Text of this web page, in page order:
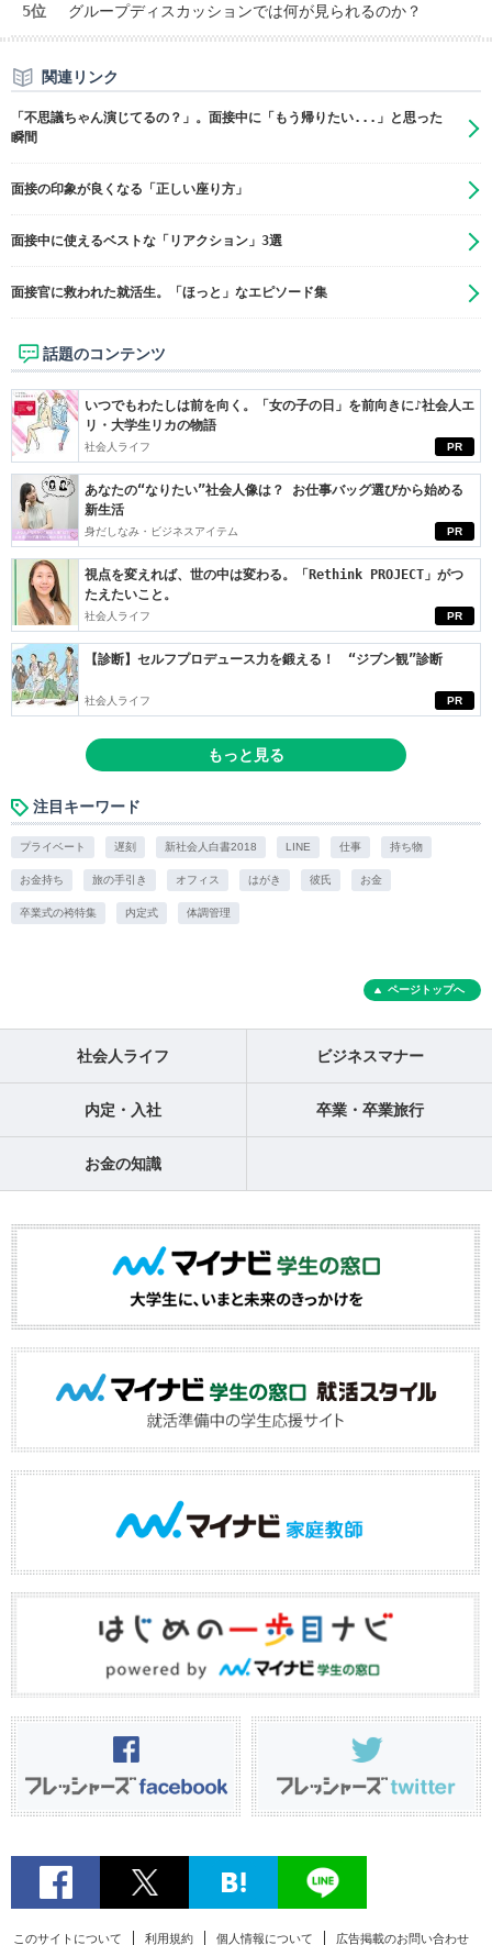
5位 グループディスカッションでは何が見られるのか？
関連リンク
「不思議ちゃん演じてるの？」。面接中に「もう帰りたい...」と思った
瞬間
面接の印象が良くなる「正しい座り方」
面接中に使えるベストな「リアクション」3選
面接官に救われた就活生。「ほっと」なエピソード集
話題のコンテンツ
PR
いつでもわたしは前を向く。「女の子の日」を前向きに♪社会人エ
リ・大学生リカの物語
社会人ライフ
PR
あなたの“なりたい”社会人像は？ お仕事バッグ選びから始める
新生活
身だしなみ・ビジネスアイテム
PR
視点を変えれば、世の中は変わる。「Rethink PROJECT」がつ
たえたいこと。
社会人ライフ
PR
【診断】セルフプロデュース力を鍛える！ “ジブン観”診断
社会人ライフ
もっと見る
注目キーワード
プライベート 遅刻 新社会人白書2018 LINE 仕事 持ち物
お金持ち 旅の手引き オフィス はがき 彼氏 お金
卒業式の袴特集 内定式 体調管理
ページトップへ
社会人ライフ ビジネスマナー
内定・入社 卒業・卒業旅行
お金の知識
このサイトについて 利用規約 個人情報について 広告掲載のお問い合わせ